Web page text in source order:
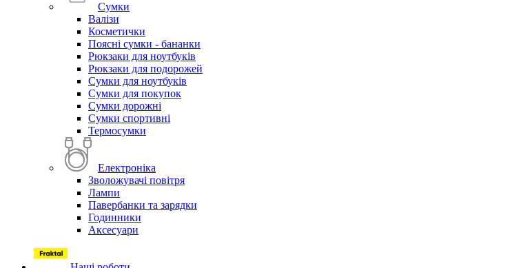
Сумки
Валізи
Косметички
Поясні сумки - бананки
Рюкзаки для ноутбуків
Рюкзаки для подорожей
Сумки для ноутбуків
Сумки для покупок
Сумки дорожні
Сумки спортивні
Термосумки
Електроніка
Зволожувачі повітря
Лампи
Павербанки та зарядки
Годинники
Аксесуари